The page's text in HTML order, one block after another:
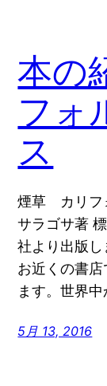
本の
フォ
ス
煙草 カリフ
サラゴサ著
社より出版し
お近くの書
ます。世界
5月 13, 2016